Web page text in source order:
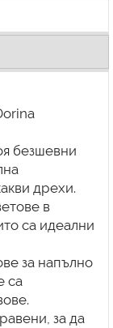
безшевни
дрехи.
в
са идеални
за напълно
са
за да